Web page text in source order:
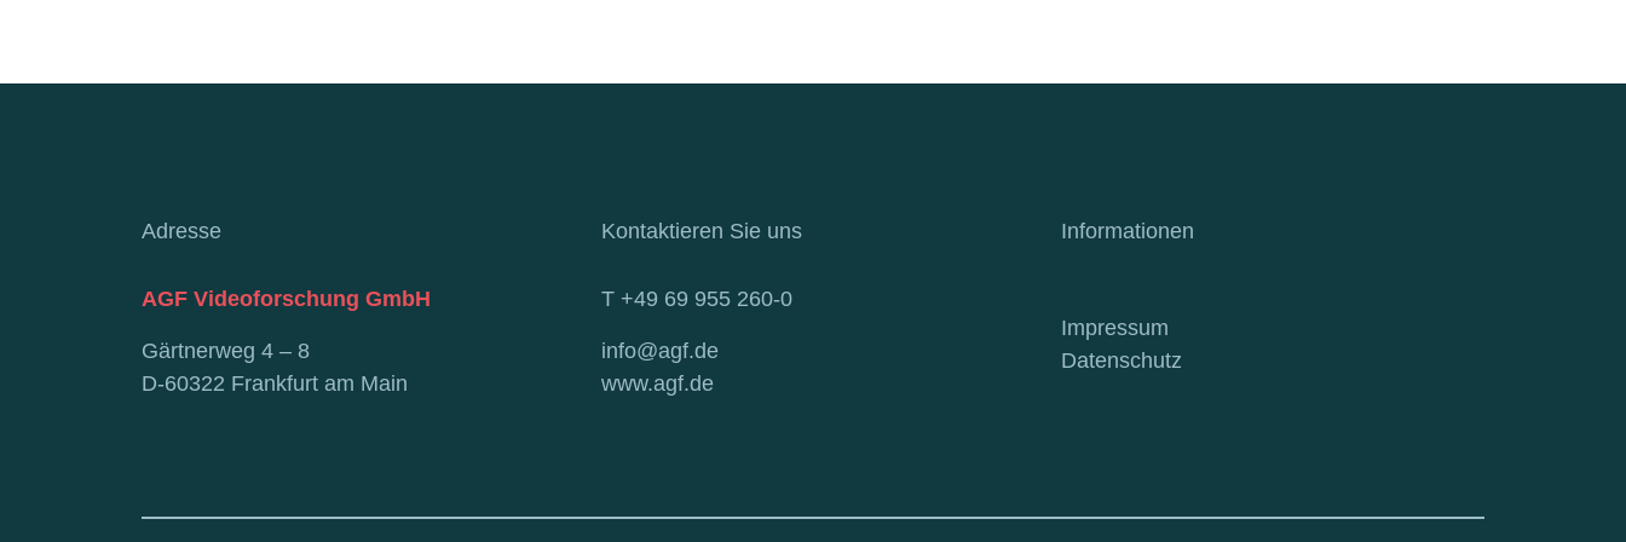
Adresse
AGF Videoforschung GmbH
Gärtnerweg 4 – 8
D-60322 Frankfurt am Main
Kontaktieren Sie uns
T +49 69 955 260-0
info@agf.de
www.agf.de
Informationen
Impressum
Datenschutz